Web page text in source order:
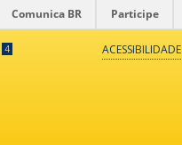
Comunica BR Participe
4 ACESSIBILIDADE